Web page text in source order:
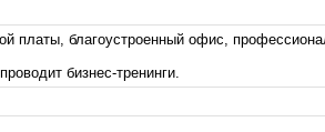
платы, благоустроенный офис,
бизнес-тренинги.